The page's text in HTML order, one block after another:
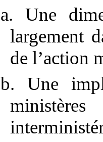
a. Une
largement
de l’action
b. Une